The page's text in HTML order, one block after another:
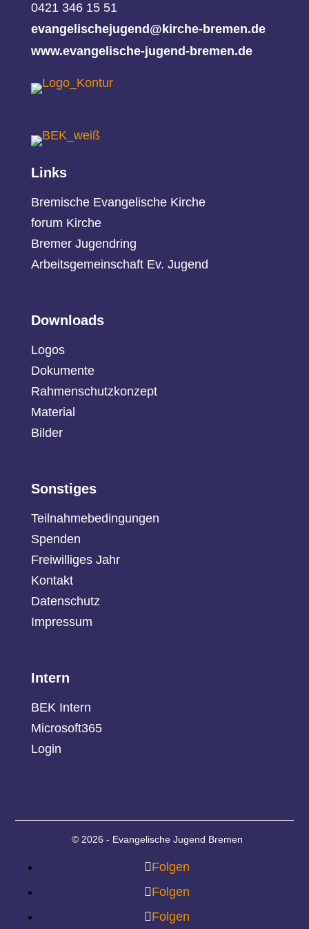
0421 346 15 51
evangelischejugend@kirche-bremen.de
www.evangelische-jugend-bremen.de
Links
Bremische Evangelische Kirche
forum Kirche
Bremer Jugendring
Arbeitsgemeinschaft Ev. Jugend
Downloads
Logos
Dokumente
Rahmenschutzkonzept
Material
Bilder
Sonstiges
Teilnahmebedingungen
Spenden
Freiwilliges Jahr
Kontakt
Datenschutz
Impressum
Intern
BEK Intern
Microsoft365
Login
© 2026 - Evangelische Jugend Bremen
Folgen
Folgen
Folgen